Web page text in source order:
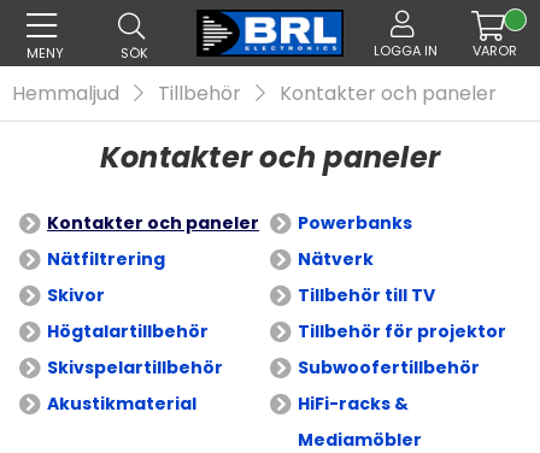
MENY SÖK LOGGA IN VAROR
Hemmaljud Tillbehör Kontakter och paneler
Kontakter och paneler
Kontakter och paneler
Powerbanks
Nätfiltrering
Nätverk
Skivor
Tillbehör till TV
Högtalartillbehör
Tillbehör för projektor
Skivspelartillbehör
Subwoofertillbehör
Akustikmaterial
HiFi-racks &
Mediamöbler